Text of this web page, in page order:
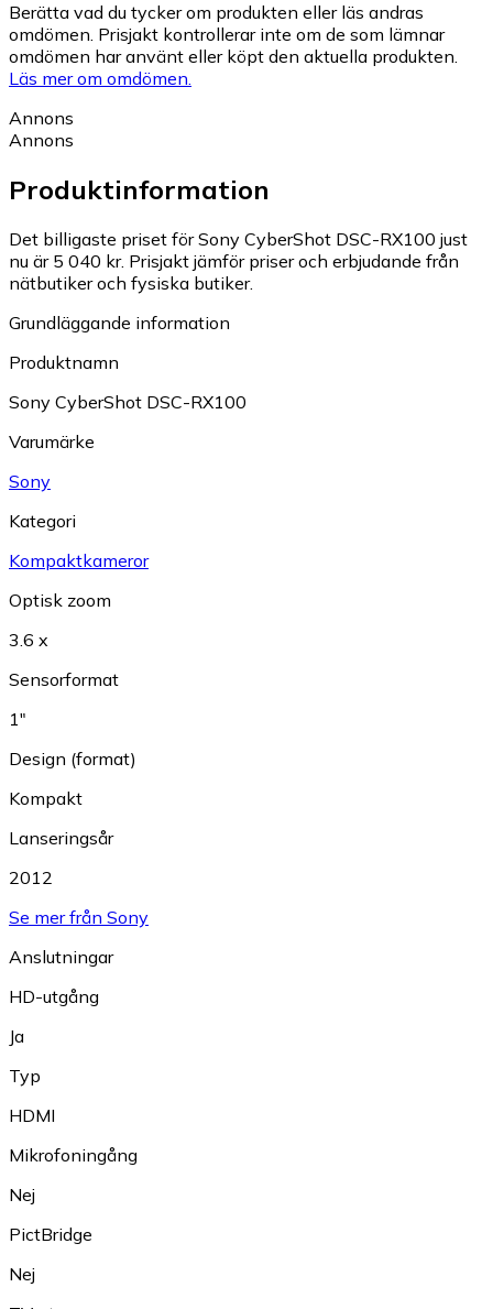
Berätta vad du tycker om produkten eller läs andras
omdömen. Prisjakt kontrollerar inte om de som lämnar
omdömen har använt eller köpt den aktuella produkten.
Läs mer om omdömen.
Annons
Annons
Produktinformation
Det billigaste priset för Sony CyberShot DSC-RX100 just
nu är 5 040 kr. Prisjakt jämför priser och erbjudande från
nätbutiker och fysiska butiker.
Grundläggande information
Produktnamn
Sony CyberShot DSC-RX100
Varumärke
Sony
Kategori
Kompaktkameror
Optisk zoom
3.6 x
Sensorformat
1"
Design (format)
Kompakt
Lanseringsår
2012
Se mer från Sony
Anslutningar
HD-utgång
Ja
Typ
HDMI
Mikrofoningång
Nej
PictBridge
Nej